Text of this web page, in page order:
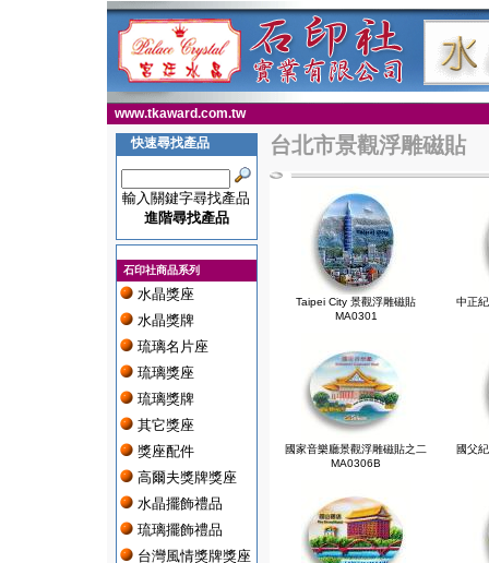
www.tkaward.com.tw
快速尋找產品
輸入關鍵字尋找產品
進階尋找產品
石印社商品系列
水晶獎座
水晶獎牌
琉璃名片座
琉璃獎座
琉璃獎牌
其它獎座
獎座配件
高爾夫獎牌獎座
水晶擺飾禮品
琉璃擺飾禮品
台灣風情獎牌獎座
台北市景觀浮雕磁貼
Taipei City 景觀浮雕磁貼
MA0301
中正
國家音樂廳景觀浮雕磁貼之二
MA0306B
國父